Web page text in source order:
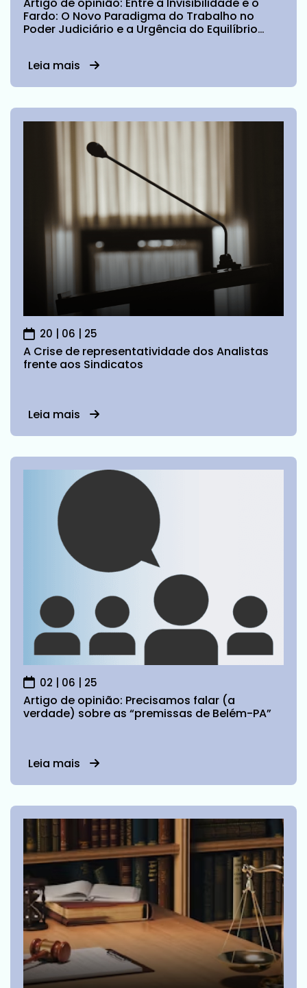
Fardo: O Novo Paradigma do Trabalho no
Poder Judiciário e a Urgência do Equilíbrio
Leia mais
20 | 06 | 25
A Crise de representatividade dos Analistas
frente aos Sindicatos
Leia mais
02 | 06 | 25
Artigo de opinião: Precisamos falar (a
verdade) sobre as “premissas de Belém-PA”
Leia mais